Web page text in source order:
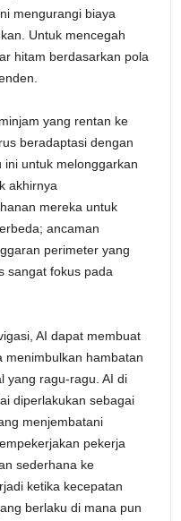
mengurangi biaya
Untuk mencegah
hitam berdasarkan pola
yang rentan ke
beradaptasi dengan
untuk melonggarkan
akhirnya
mereka untuk
ancaman
perimeter yang
sangat fokus pada
AI dapat membuat
menimbulkan hambatan
yang ragu-ragu. AI di
diperlakukan sebagai
menjembatani
pekerja
sederhana ke
ketika kecepatan
berlaku di mana pun